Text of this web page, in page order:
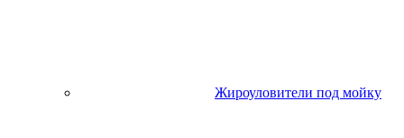
Жироуловители под мойку